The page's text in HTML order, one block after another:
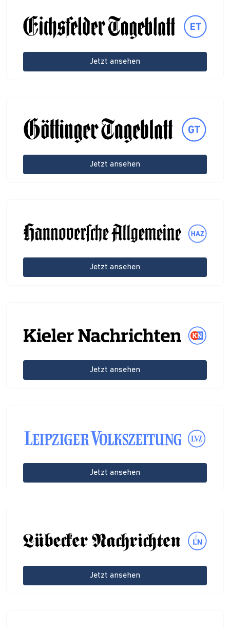
Jetzt ansehen
Jetzt ansehen
Jetzt ansehen
Jetzt ansehen
Jetzt ansehen
Jetzt ansehen